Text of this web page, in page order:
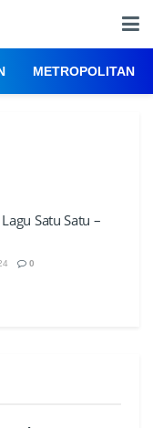
METROPOLITAN
Satu Satu –
0